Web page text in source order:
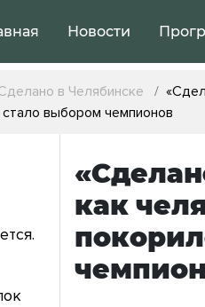
Новости
в Челябинске
выбором чемпионов
как